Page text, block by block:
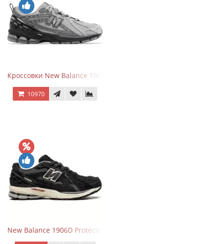
Кроссовки New Balance 1906R Brighton Grey
10970
New Balance 1906D Protection Pack Black черные